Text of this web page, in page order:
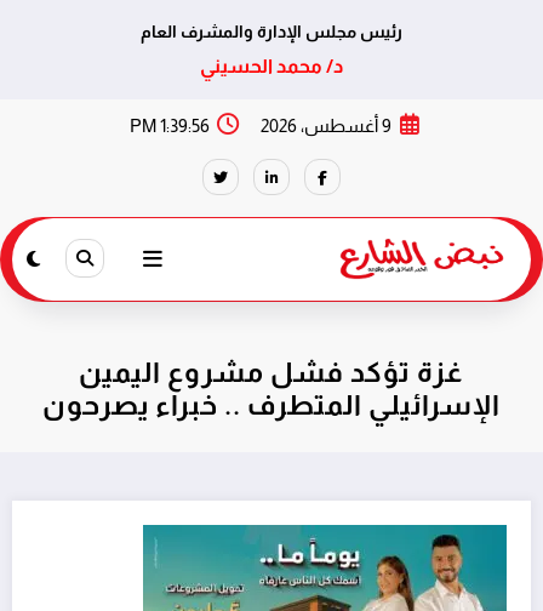
رئيس مجلس الإدارة والمشرف العام
د/ محمد الحسيني
9 أغسطس، 2026 1:39:56 PM
غزة تؤكد فشل مشروع اليمين
الإسرائيلي المتطرف .. خبراء يصرحون